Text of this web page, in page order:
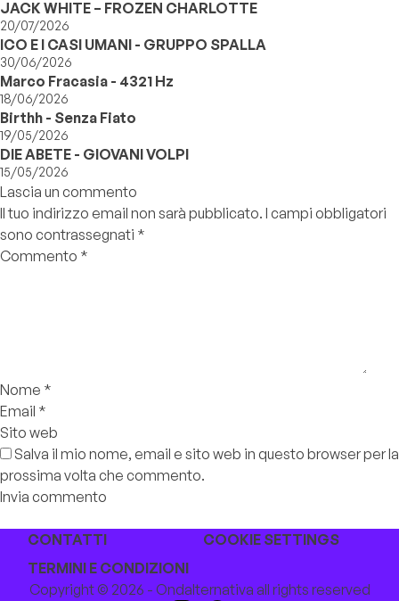
JACK WHITE – FROZEN CHARLOTTE
20/07/2026
ICO E I CASI UMANI - GRUPPO SPALLA
30/06/2026
Marco Fracasia - 4321 Hz
18/06/2026
Birthh - Senza Fiato
19/05/2026
DIE ABETE - GIOVANI VOLPI
15/05/2026
Lascia un commento
Il tuo indirizzo email non sarà pubblicato. I campi obbligatori
sono contrassegnati *
Commento *
Nome *
Email *
Sito web
Salva il mio nome, email e sito web in questo browser per la
prossima volta che commento.
CONTATTI
COOKIE SETTINGS
TERMINI E CONDIZIONI
Copyright © 2026 - Ondalternativa all rights reserved